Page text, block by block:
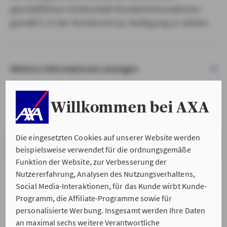
Willkommen bei AXA
Die eingesetzten Cookies auf unserer Website werden
beispielsweise verwendet für die ordnungsgemäße
Funktion der Website, zur Verbesserung der
Nutzererfahrung, Analysen des Nutzungsverhaltens,
Social Media-Interaktionen, für das Kunde wirbt Kunde-
Programm, die Affiliate-Programme sowie für
personalisierte Werbung. Insgesamt werden Ihre Daten
an maximal sechs weitere Verantwortliche
Weitere Informationen anzeigen
VERSTANDEN & WEITER